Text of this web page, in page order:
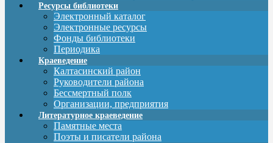
Ресурсы библиотеки
Электронный каталог
Электронные ресурсы
Фонды библиотеки
Периодика
Краеведение
Калтасинский район
Руководители района
Бессмертный полк
Организации, предприятия
Литературное краеведение
Памятные места
Поэты и писатели района